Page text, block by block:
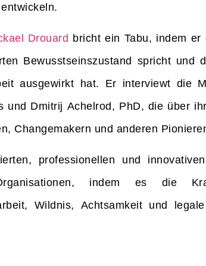
Drouard bricht ein Tabu, indem er
Bewusstseinszustand spricht und
ausgewirkt hat. Er interviewt die
Dmitrij Achelrod, PhD, die über
Changemakern und anderen
professionellen und
indem es die
Wildnis, Achtsamkeit und